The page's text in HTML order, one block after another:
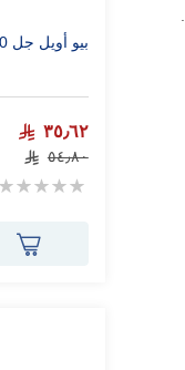
بيو أويل جل 100مل
٣٥٫٦٢
٥٤٫٨٠
Rating: